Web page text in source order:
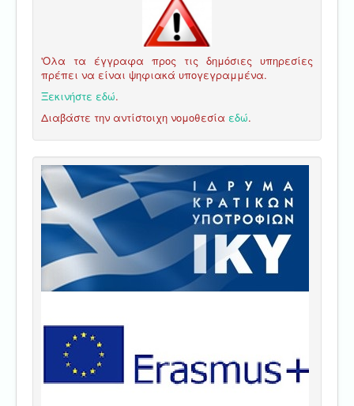
'Ολα τα έγγραφα προς τις δημόσιες υπηρεσίες
πρέπει να είναι ψηφιακά υπογεγραμμένα.
Ξεκινήστε εδώ.
Διαβάστε την αντίστοιχη νομοθεσία εδώ.